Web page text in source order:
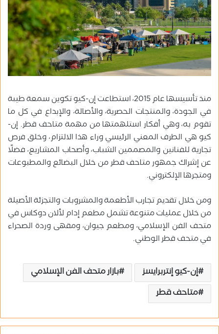
منذ تأسيسها عام 2015، استطاعت إن-كيو تكوين سمعة طيبة
في الجودة، والمنتجات الحصرية، والأصالة، والإبداع في كل ما
تقوم به، وهي أفكار استلهمتها من مهمة متاحف قطر. إن-
كيو هي الطرف المعني الرئيسي وراء هذا الالتزام، وخلق فرص
تجارية للفنانين والمصممين الشباب، وأصحاب المشاريع، فضلًا
عن إشراك جمهور متاحف قطر من خلال البضائع والمطبوعات
ومتجرها الإلكتروني.
ومن خلال تقديم تجارب الأطعمة والمشروبات والتجزئة الأصيلة
من خلال عمليات متنوعة تشمل مطعم إدام لألان دوكاس في
متحف الفن الإسلامي، ومطعم جيوان، ومقهى وردة الصحراء
في متحف قطر الوطني.
إن-كيو إنتربرايسز
بازار متحف الفن الإسلامي
متاحف قطر